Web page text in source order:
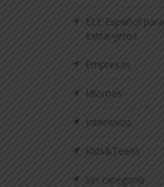
ELE Español para
extranjeros
Empresas
Idiomas
Intensivos
Kids&Teens
Sin categoría